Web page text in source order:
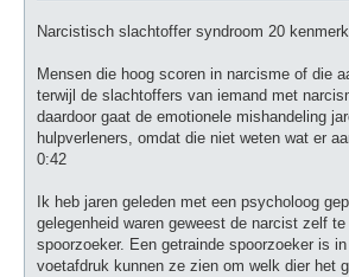
Narcistisch slachtoffer syndroom 20
Mensen die hoog scoren in narcisme of die
terwijl de slachtoffers van iemand met
daardoor gaat de emotionele mishandeling
hulpverleners, omdat die niet weten wat er
0:42
Ik heb jaren geleden met een psycholoog
gelegenheid waren geweest de narcist zelf
spoorzoeker. Een getrainde spoorzoeker is
voetafdruk kunnen ze zien om welk dier het